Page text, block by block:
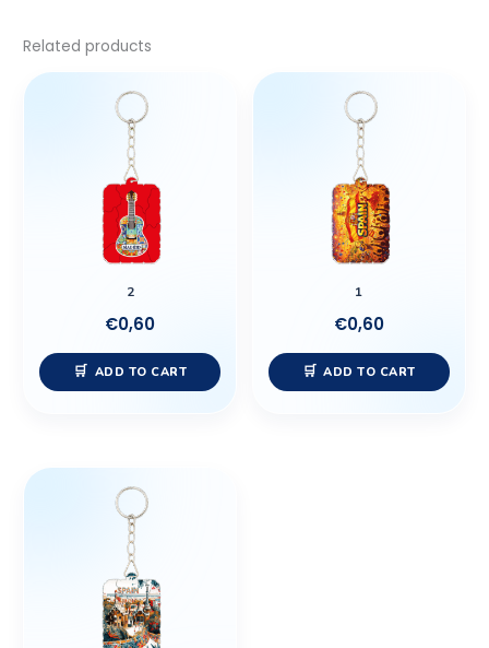
Related products
2
€0,60
ADD TO CART
1
€0,60
ADD TO CART